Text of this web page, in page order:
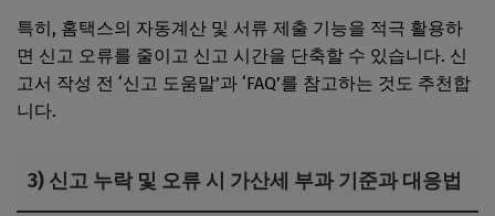
특히, 홈택스의 자동계산 및 서류 제출 기능을 적극 활용하
면 신고 오류를 줄이고 신고 시간을 단축할 수 있습니다. 신
고서 작성 전 ‘신고 도움말’과 ‘FAQ’를 참고하는 것도 추천합
니다.
3) 신고 누락 및 오류 시 가산세 부과 기준과 대응법